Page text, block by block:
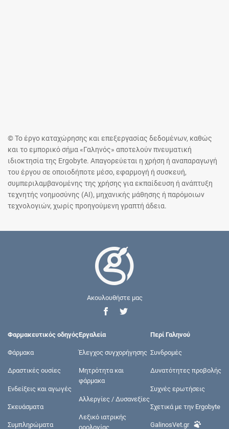
© Το έργο καταχώρησης και επεξεργασίας δεδομένων, καθώς
και το εμπορικό σήμα «Γαληνός» αποτελούν πνευματική
ιδιοκτησία της Ergobyte. Απαγορεύεται η χρήση ή αναπαραγωγή
του έργου σε οποιοδήποτε μέσο, εφαρμογή ή συσκευή,
συμπεριλαμβανομένης της χρήσης για εκπαίδευση ή ανάπτυξη
τεχνητής νοημοσύνης (AI), μηχανικής μάθησης ή παρόμοιων
τεχνολογιών, χωρίς προηγούμενη γραπτή άδεια.
Ακουλουθήστε μας
Φαρμακευτικός οδηγός
Φάρμακα
Δραστικές ουσίες
Ενδείξεις και αγωγές
Σκευάσματα
Συμπληρώματα
Εργαλεία
Έλεγχος συγχορήγησης
Μητρότητα και
φάρμακα
Αλλεργίες / Δυσανεξίες
Λεξικό ιατρικής
ορολογίας
Περί Γαληνού
Συνδρομές
Δυνατότητες προβολής
Συχνές ερωτήσεις
Σχετικά με την Ergobyte
GalinosVet.gr